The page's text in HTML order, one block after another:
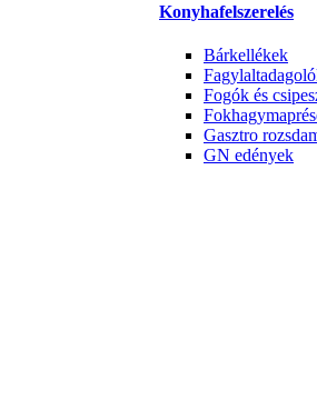
Konyhafelszerelés
Bárkellékek
Fogók és
Gasztro
GN edények